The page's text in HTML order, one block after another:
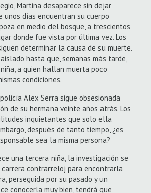
Martina desaparece sin dejar
unos días encuentran su cuerpo
en medio del bosque, a trescientos
donde fue vista por última vez. Los
determinar la causa de su muerte.
hasta que, semanas más tarde,
a quien hallan muerta poco
condiciones.
Alex Serra sigue obsesionada
de su hermana veinte años atrás. Los
inquietantes que solo ella
después de tanto tiempo, ¿es
sea la misma persona?
una tercera niña, la investigación se
contrarreloj para encontrarla
perseguida por su pasado y un
conocerla muy bien, tendrá que